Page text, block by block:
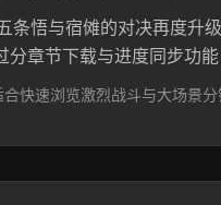
条悟与宿傩的对决再度升
章节下载与进度同步功
快速浏览激烈战斗与大场景分